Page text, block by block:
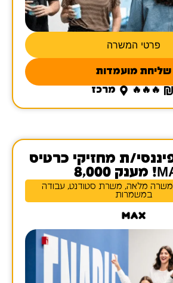
פרטי המשרה
שליחת מועמדות
🔥🔥🔥
מרכז
ת מחזיקי כרטיס
מלאה, משרת סטודנט, עבודה
במשמרות